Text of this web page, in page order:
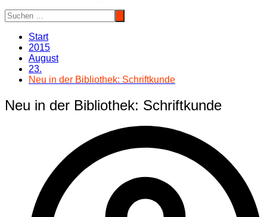
Start
2015
August
23.
Neu in der Bibliothek: Schriftkunde
Neu in der Bibliothek: Schriftkunde